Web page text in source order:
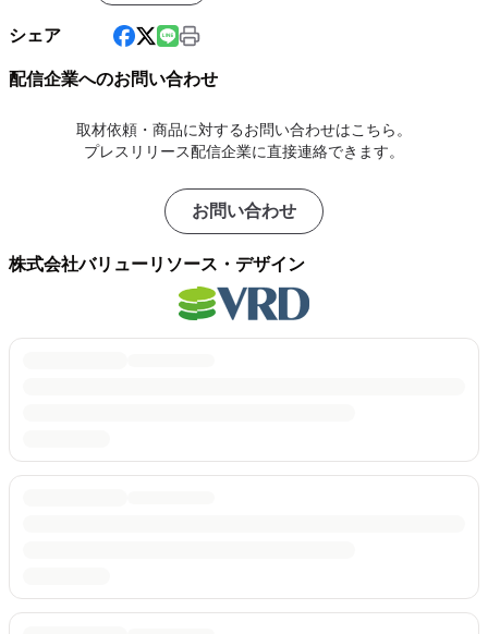
シェア
配信企業へのお問い合わせ
取材依頼・商品に対するお問い合わせはこちら。
プレスリリース配信企業に直接連絡できます。
お問い合わせ
株式会社バリューリソース・デザイン